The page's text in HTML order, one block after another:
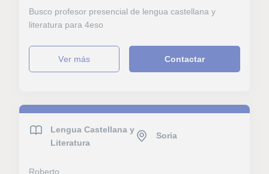
Busco profesor presencial de lengua castellana y
literatura para 4eso
ver más Contactar
Lengua Castellana y
Literatura
Soria
Roberto